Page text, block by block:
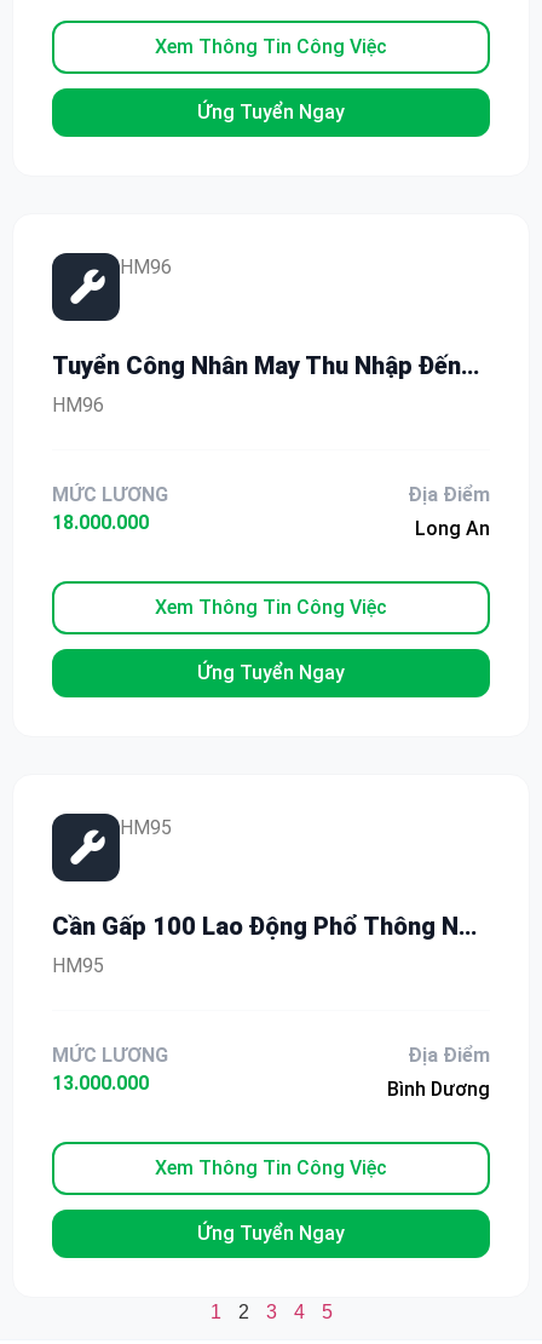
Xem Thông Tin Công Việc
Ứng Tuyển Ngay
HM96
Tuyển Công Nhân May Thu Nhập Đến
18 Triệu/Tháng Tại Long An – Bao
HM96
MỨC LƯƠNG
18.000.000
Địa Điểm
Long An
Xem Thông Tin Công Việc
Ứng Tuyển Ngay
HM95
Cần Gấp 100 Lao Động Phổ Thông Nữ
Tại KCN MP2 – Thu Nhập 13 Triệu/
HM95
MỨC LƯƠNG
13.000.000
Địa Điểm
Bình Dương
Xem Thông Tin Công Việc
Ứng Tuyển Ngay
1 2 3 4 5